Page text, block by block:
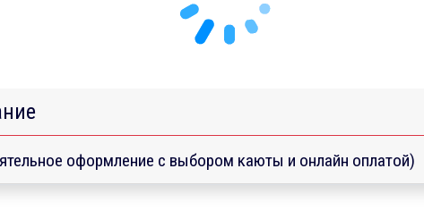
оформление с выбором каюты и онлайн оплатой)